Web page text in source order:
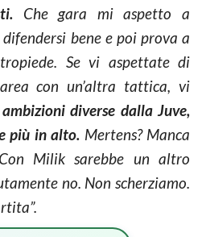
Che gara mi aspetto a
bene e poi prova a
Se vi aspettate di
con un’altra tattica, vi
diverse dalla Juve,
più in alto. Mertens? Manca
Milik sarebbe un altro
no. Non scherziamo.